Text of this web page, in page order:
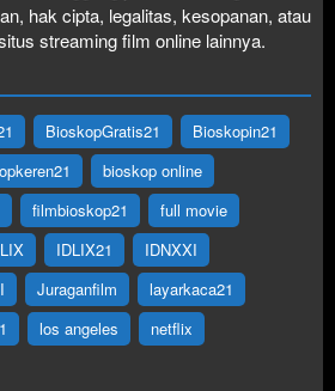
hak cipta, legalitas, kesopanan, atau
streaming film online lainnya.
BioskopGratis21
Bioskopin21
bioskop online
filmbioskop21
full movie
IDLIX21
IDNXXI
Juraganfilm
layarkaca21
los angeles
netflix